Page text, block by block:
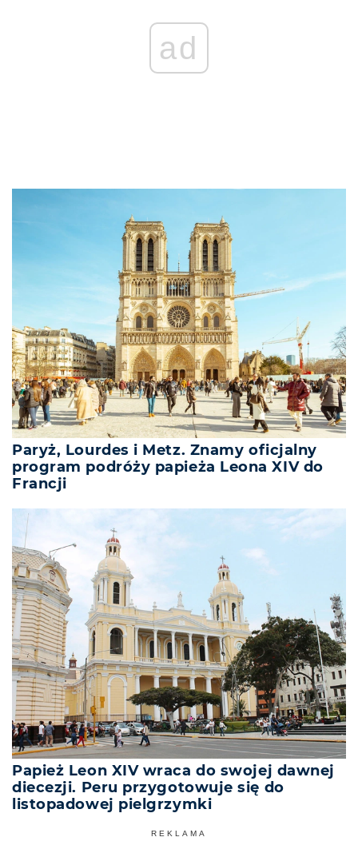
ad
Paryż, Lourdes i Metz. Znamy oficjalny
program podróży papieża Leona XIV do
Francji
Papież Leon XIV wraca do swojej dawnej
diecezji. Peru przygotowuje się do
listopadowej pielgrzymki
REKLAMA